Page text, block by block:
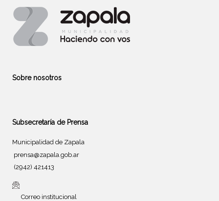
Sobre nosotros
Subsecretaría de Prensa
Municipalidad de Zapala
prensa@zapala.gob.ar
(2942) 421413
Correo institucional